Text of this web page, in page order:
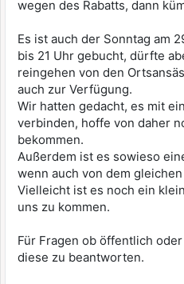
wegen des Rabatts, dann
Es ist auch der Sonntag am
bis 21 Uhr gebucht, dürfte
reingehen von den
auch zur Verfügung.
Wir hatten gedacht, es mit
verbinden, hoffe von daher
bekommen.
Außerdem ist es sowieso
wenn auch von dem
Vielleicht ist es noch ein
uns zu kommen.
Für Fragen ob öffentlich
diese zu beantworten.